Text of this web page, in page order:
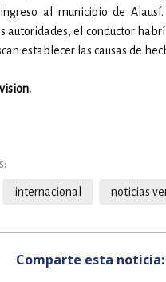
al municipio de Alausí.
autoridades, el conductor
establecer las causas de
internacional noticias
Comparte esta noticia: